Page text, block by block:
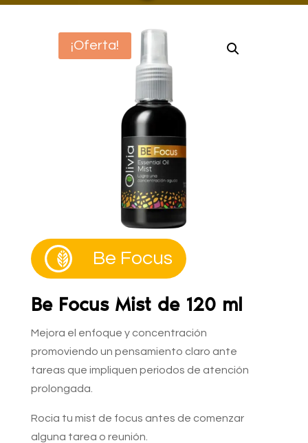
¡Oferta!
Be Focus
Be Focus Mist de 120 ml
Mejora el enfoque y concentración
promoviendo un pensamiento claro ante
tareas que impliquen periodos de atención
prolongada.
Rocia tu mist de focus antes de comenzar
alguna tarea o reunión.